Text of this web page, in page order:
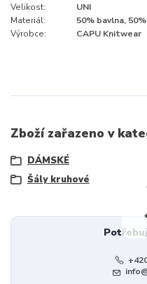
Velikost:
UNI
Materiál:
50% bavlna,
Výrobce:
CAPU Knitwear
Zboží zařazeno v
DÁMSKÉ
Šály kruhové